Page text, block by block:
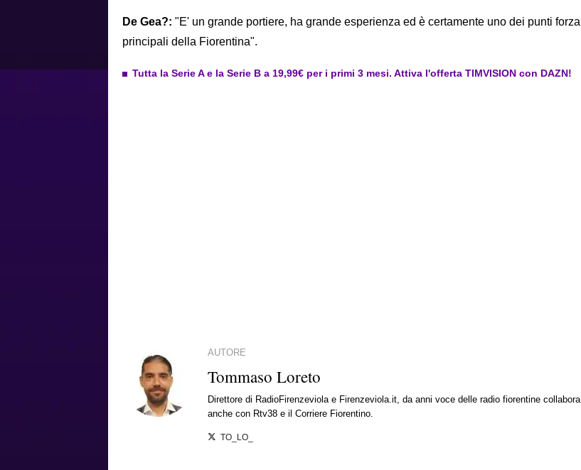
De Gea?: "E' un grande portiere, ha grande esperienza ed è certamente uno dei punti forza
principali della Fiorentina".
Tutta la Serie A e la Serie B a 19,99€ per i primi 3 mesi. Attiva l'offerta TIMVISION con DAZN!
AUTORE
Tommaso Loreto
Direttore di RadioFirenzeviola e Firenzeviola.it, da anni voce delle radio fiorentine collabora
anche con Rtv38 e il Corriere Fiorentino.
TO_LO_